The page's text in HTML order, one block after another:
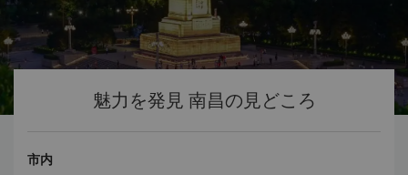
魅力を発見 南昌の見どころ
市内